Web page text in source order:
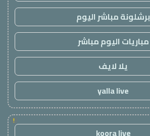
برشلونة مباشر اليوم
مباريات اليوم مباشر
يلا لايف
yalla live
!
koora live